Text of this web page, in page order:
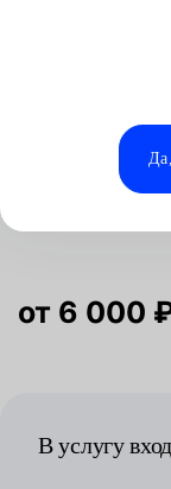
Ремонт
реек для
от 6 000
В услугу